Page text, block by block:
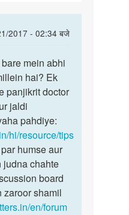
2017 - 02:34 बजे
mein abhi
hai? Ek
panjikrit doctor
jaldi
pahdiye:
hi/resource/tips
humse aur
judna chahte
board
zaroor shamil
en/forum